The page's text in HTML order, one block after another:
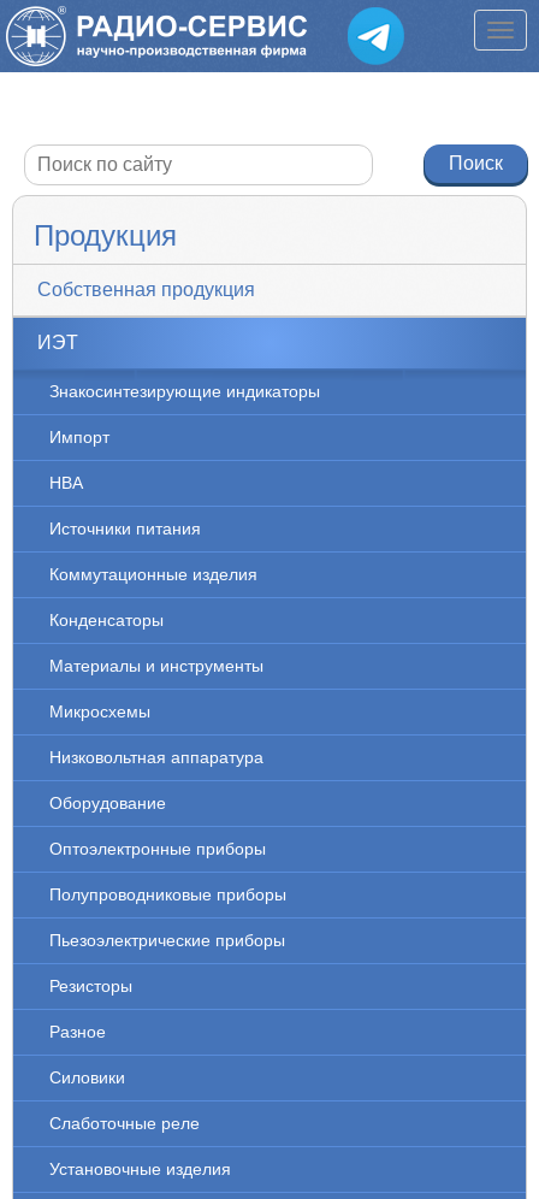
Продукция
Собственная продукция
ИЭТ
Знакосинтезирующие индикаторы
Импорт
НВА
Источники питания
Коммутационные изделия
Конденсаторы
Материалы и инструменты
Микросхемы
Низковольтная аппаратура
Оборудование
Оптоэлектронные приборы
Полупроводниковые приборы
Пьезоэлектрические приборы
Резисторы
Разное
Силовики
Слаботочные реле
Установочные изделия